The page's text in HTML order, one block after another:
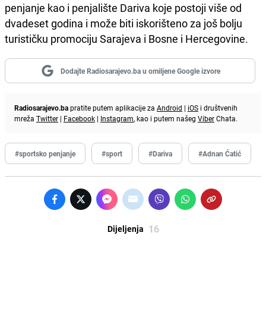
penjanje kao i penjalište Dariva koje postoji više od
dvadeset godina i može biti iskorišteno za još bolju
turističku promociju Sarajeva i Bosne i Hercegovine.
Dodajte Radiosarajevo.ba u omiljene Google izvore
Radiosarajevo.bapratite putem aplikacije za Android | iOS i društvenih
mreža Twitter | Facebook | Instagram, kao i putem našeg ViberChata.
#sportsko penjanje #sport #Dariva #Adnan Ćatić
Dijeljenja 16